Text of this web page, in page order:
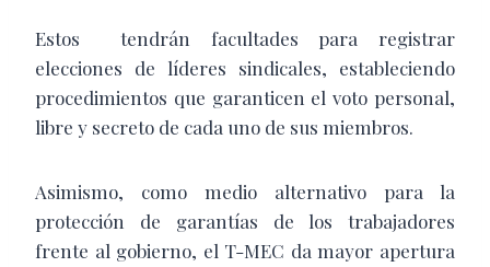
Estos
tendrán facultades para registrar
elecciones de líderes sindicales, estableciendo
procedimientos que garanticen el voto personal,
libre y secreto de cada uno de sus miembros.
Asimismo, como medio alternativo para la
protección de garantías de los trabajadores
frente al gobierno, el T-MEC da mayor apertura